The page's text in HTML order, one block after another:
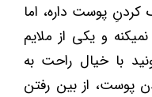
پوست داره، اما
و یکی از ملایم
با خیال راحت به
پوست، از بین رفتن